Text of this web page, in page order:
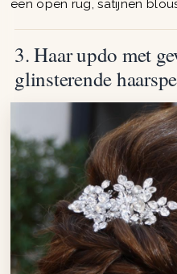
een open rug, satijnen
3. Haar updo met
glinsterende